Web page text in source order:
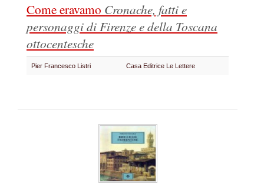
Come eravamo Cronache, fatti e
personaggi di Firenze e della Toscana
ottocentesche
Pier Francesco Listri Casa Editrice Le Lettere